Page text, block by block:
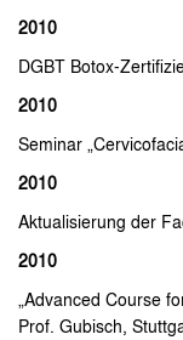
2010
DGBT Botox-
2010
Seminar
2010
Aktualisierung der
2010
„Advanced Course
Prof. Gubisch,